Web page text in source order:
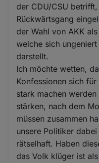
der CDU/CSU
Rückwärtsgang
der Wahl von AKK
welche sich
darstellt.
Ich möchte wetten,
Konfessionen sich
stark machen
stärken, nach dem
müssen zusammen
unsere Politiker
rätselhaft. Haben
das Volk klüger ist